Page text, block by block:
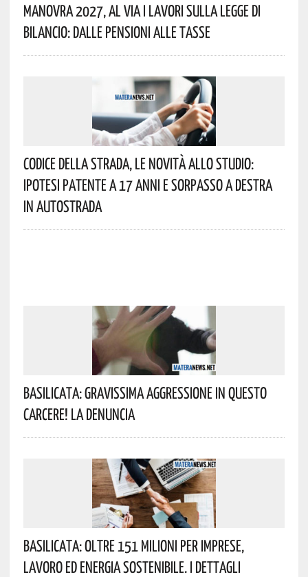
Manovra 2027, Al Via I Lavori Sulla Legge Di
Bilancio: Dalle Pensioni Alle Tasse
Codice Della Strada, Le Novità Allo Studio:
Ipotesi Patente A 17 Anni E Sorpasso A Destra
In Autostrada
Basilicata: Gravissima Aggressione In Questo
Carcere! La Denuncia
Basilicata: Oltre 151 Milioni Per Imprese,
Lavoro Ed Energia Sostenibile. I Dettagli